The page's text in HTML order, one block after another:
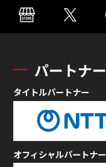
パートナー
タイトルパートナー
オフィシャルパートナー